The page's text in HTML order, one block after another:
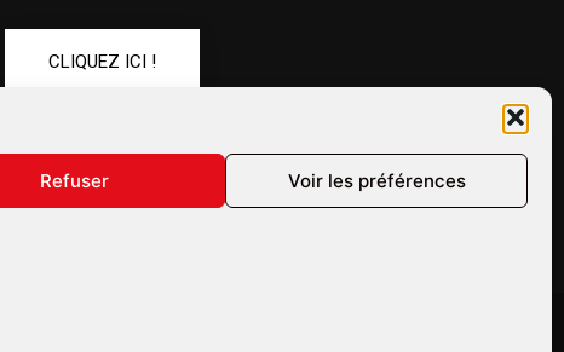
Refuser Voir les préférences
CLIQUEZ ICI !